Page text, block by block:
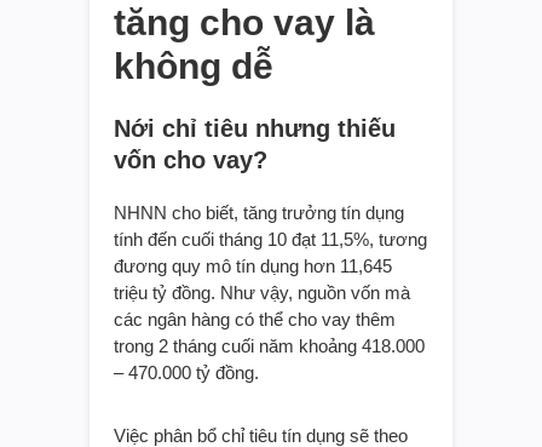
tăng cho vay là
không dễ
Nới chỉ tiêu nhưng thiếu
vốn cho vay?
NHNN cho biết, tăng trưởng tín dụng
tính đến cuối tháng 10 đạt 11,5%, tương
đương quy mô tín dụng hơn 11,645
triệu tỷ đồng. Như vậy, nguồn vốn mà
các ngân hàng có thể cho vay thêm
trong 2 tháng cuối năm khoảng 418.000
– 470.000 tỷ đồng.
Việc phân bổ chỉ tiêu tín dụng sẽ theo